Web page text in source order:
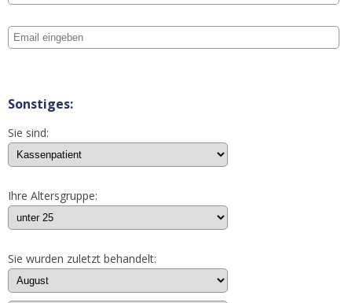
Sonstiges:
Sie sind:
Ihre Altersgruppe:
Sie wurden zuletzt behandelt: